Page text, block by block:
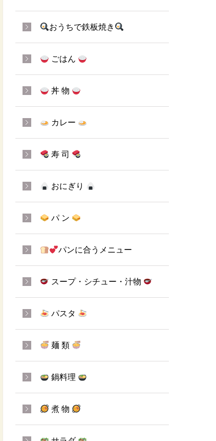
おうちで鉄板焼き
ごはん
丼 物
カレー
寿 司
おにぎり
パ ン
パンに合うメニュー
スープ・シチュー・汁物
パスタ
麺 類
鍋料理
煮 物